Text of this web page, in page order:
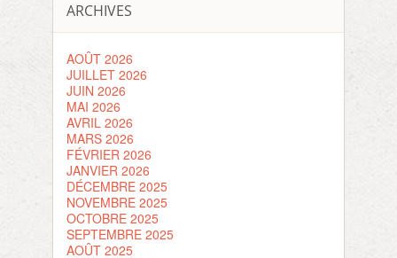
ARCHIVES
AOÛT 2026
JUILLET 2026
JUIN 2026
MAI 2026
AVRIL 2026
MARS 2026
FÉVRIER 2026
JANVIER 2026
DÉCEMBRE 2025
NOVEMBRE 2025
OCTOBRE 2025
SEPTEMBRE 2025
AOÛT 2025